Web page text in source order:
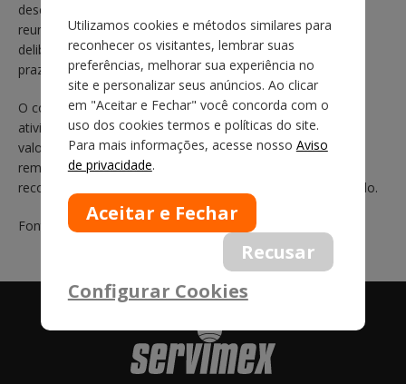
descentralizadas, informando que os Auditores Fiscais,
reunidos em Assembleia Nacional, no dia 14 agosto,
deliberaram por aprovar a paralisação das atividades, por
prazo indeterminado, a partir do dia 19 de agosto.
O comunicado esclarece que serão exercidas apenas as
atividades consideradas essenciais, por conta da falta de
valorização do cargo de Auditor Fiscal, no aspecto
remuneratório e outros fatores, como a falta de
reconhecimento do cargo como típico e essencial do Estado.
Fonte: site do SINDIFISCO
Utilizamos cookies e métodos similares para
reconhecer os visitantes, lembrar suas
preferências, melhorar sua experiência no
site e personalizar seus anúncios. Ao clicar
em "Aceitar e Fechar" você concorda com o
uso dos cookies termos e políticas do site.
Para mais informações, acesse nosso Aviso
de privacidade.
Configurar Cookies